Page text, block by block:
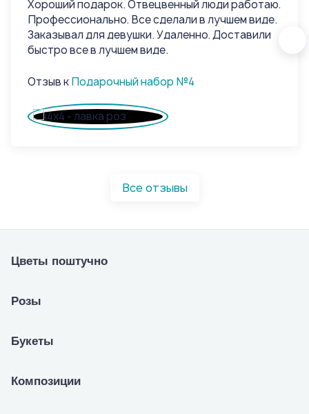
Хороший подарок. Отвецвенный люди работаю.
Профессионально. Все сделали в лучшем виде.
Заказывал для девушки. Удаленно. Доставили
быстро все в лучшем виде.
Отзыв кПодарочный набор №4
Все отзывы
Цветы поштучно
Розы
Букеты
Композиции